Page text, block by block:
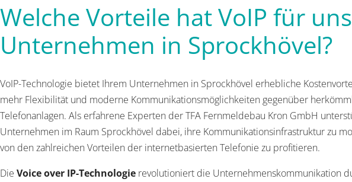
Welche Vorteile hat VoIP für
Unternehmen in Sprockhövel?
VoIP-Technologie bietet Ihrem Unternehmen in Sprockhövel erhebliche
mehr Flexibilität und moderne Kommunikationsmöglichkeiten gegenüber
Telefonanlagen. Als erfahrene Experten der TFA Fernmeldebau Kron GmbH
Unternehmen im Raum Sprockhövel dabei, ihre Kommunikationsinfrastruktur zu
von den zahlreichen Vorteilen der internetbasierten Telefonie zu profitieren.
Die Voice over IP-Technologie revolutioniert die Unternehmenskommunikation